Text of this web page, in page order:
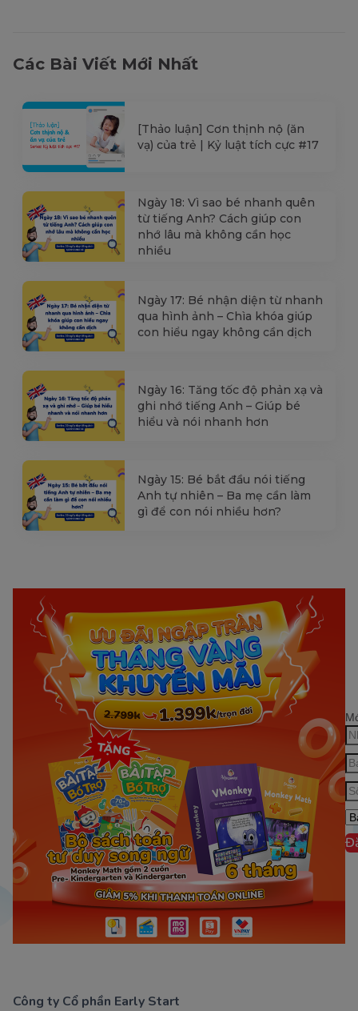
Các Bài Viết Mới Nhất
[Thảo luận] Cơn thịnh nộ (ăn
vạ) của trẻ | Kỷ luật tích cực #17
Ngày 18: Vì sao bé nhanh quên
từ tiếng Anh? Cách giúp con
nhớ lâu mà không cần học
nhiều
Ngày 17: Bé nhận diện từ nhanh
qua hình ảnh – Chìa khóa giúp
con hiểu ngay không cần dịch
Ngày 16: Tăng tốc độ phản xạ và
ghi nhớ tiếng Anh – Giúp bé
hiểu và nói nhanh hơn
Ngày 15: Bé bắt đầu nói tiếng
Anh tự nhiên – Ba mẹ cần làm
gì để con nói nhiều hơn?
Công ty Cổ phần Early Start